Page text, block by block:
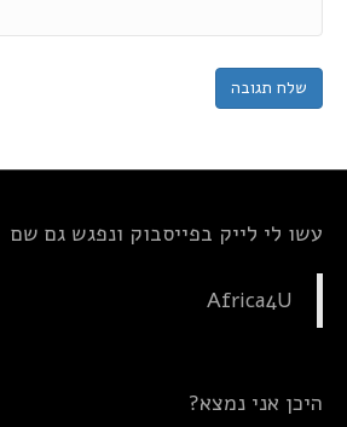
עשו לי לייק בפייסבוק ונפגש גם שם
Africa4U
היכן אני נמצא?